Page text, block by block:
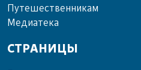
Пу­те­шест­вен­ни­кам
Ме­диа­те­ка
СТРАНИЦЫ